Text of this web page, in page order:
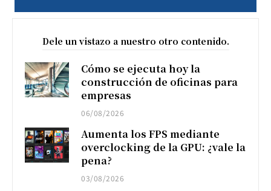
Dele un vistazo a nuestro otro contenido.
Cómo se ejecuta hoy la
construcción de oficinas para
empresas
06/08/2026
Aumenta los FPS mediante
overclocking de la GPU: ¿vale la
pena?
03/08/2026